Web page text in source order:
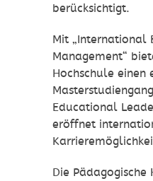
berücksichtigt.
Mit „International
Management“
Hochschule einen
Educational
eröffnet
Die Pädagogische